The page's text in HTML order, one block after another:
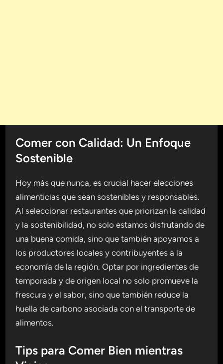
Comer con Calidad: Un Enfoque
Sostenible
Hoy más que nunca, es crucial hacer elecciones
alimenticias que sean sostenibles y responsables.
Al seleccionar restaurantes que priorizan la calidad
y la sostenibilidad, no solo estamos disfrutando de
una buena comida, sino que también apoyamos a
los productores locales y contribuyentes a la
economía de la región. Optar por ingredientes de
temporada y de origen local no solo promueve la
frescura y el sabor, sino que también reduce la
huella de carbono asociada con el transporte de
alimentos.
Tips para Comer Bien mientras